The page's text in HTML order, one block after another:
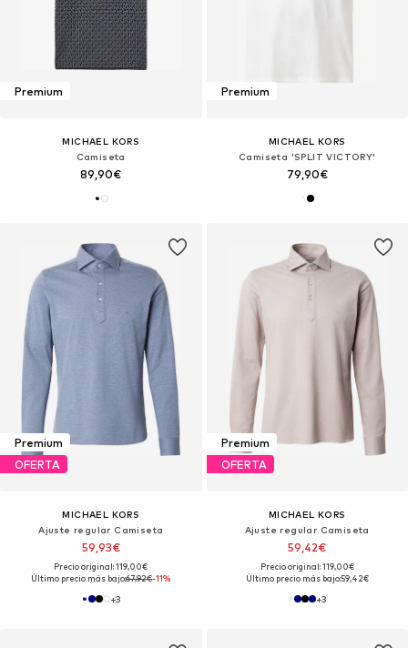
Premium
MICHAEL KORS
Camiseta
89,90€
Premium
MICHAEL KORS
Camiseta 'SPLIT VICTORY'
79,90€
Premium
OFERTA
MICHAEL KORS
Ajuste regular Camiseta
59,93€
Precio original: 119,00€
Último precio más bajo:67,92€-11%
+3
Premium
OFERTA
MICHAEL KORS
Ajuste regular Camiseta
59,42€
Precio original: 119,00€
Último precio más bajo:59,42€
+3